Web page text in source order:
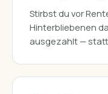
Stirbst du vor
Hinterbliebenen
ausgezahlt —